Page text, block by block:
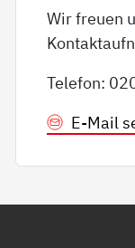
Wir freuen
Telefon:
E-Mail